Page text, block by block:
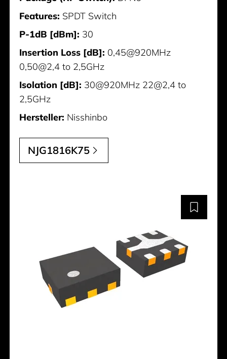
Features: SPDT Switch
P-1dB [dBm]: 30
Insertion Loss [dB]: 0,45@920MHz
0,50@2,4 to 2,5GHz
Isolation [dB]: 30@920MHz 22@2,4 to
2,5GHz
Hersteller: Nisshinbo
NJG1816K75